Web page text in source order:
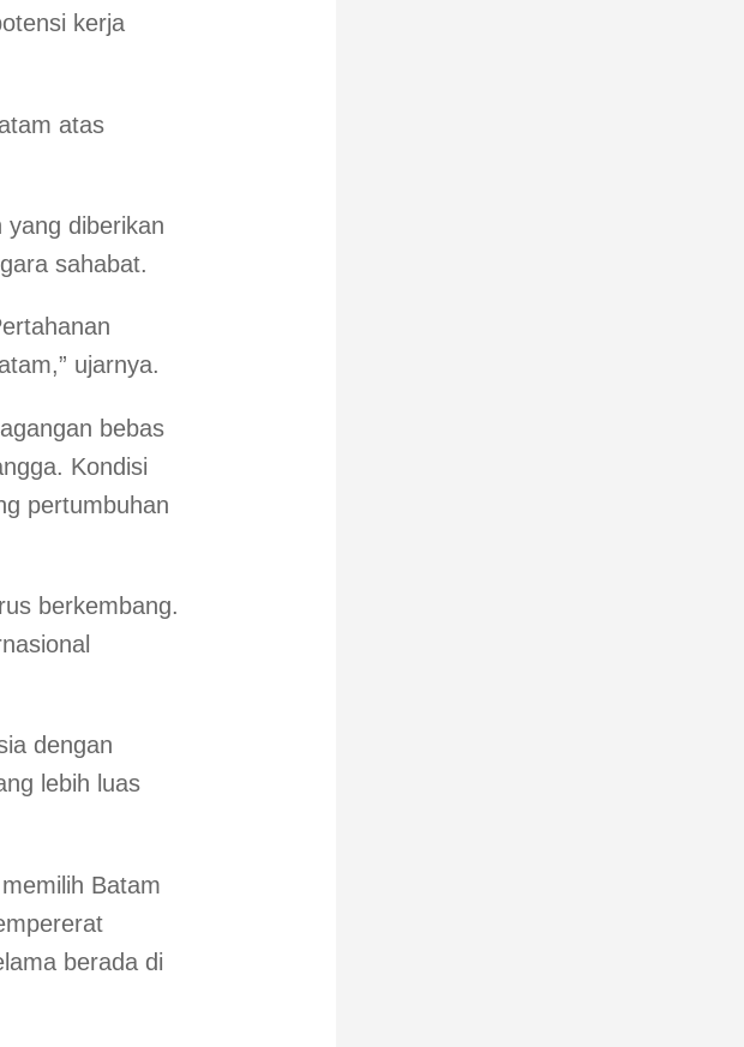
kerja
atas
diberikan
sahabat.
ujarnya.
bebas
Kondisi
pertumbuhan
berkembang.
dengan
lebih luas
Batam
berada di